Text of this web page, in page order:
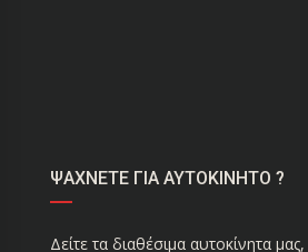
ΨΑΧΝΕΤΕ ΓΙΑ ΑΥΤΟΚΙΝΗΤΟ ?
Δείτε τα διαθέσιμα αυτοκίνητα